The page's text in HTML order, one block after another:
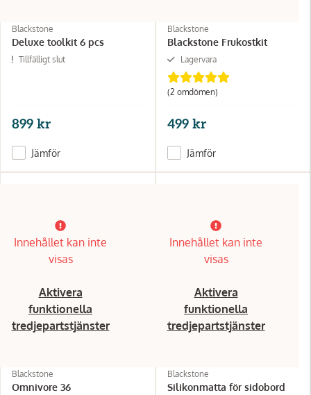
Blackstone
Deluxe toolkit 6 pcs
Tillfälligt slut
899 kr
Jämför
Blackstone
Blackstone Frukostkit
Lagervara
(2 omdömen)
499 kr
Jämför
Innehållet kan inte
visas
Aktivera
funktionella
tredjepartstjänster
Blackstone
Omnivore 36
Innehållet kan inte
visas
Aktivera
funktionella
tredjepartstjänster
Blackstone
Silikonmatta för sidobord